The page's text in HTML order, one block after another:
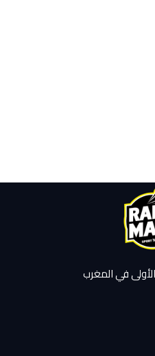
الأولى في المغرب